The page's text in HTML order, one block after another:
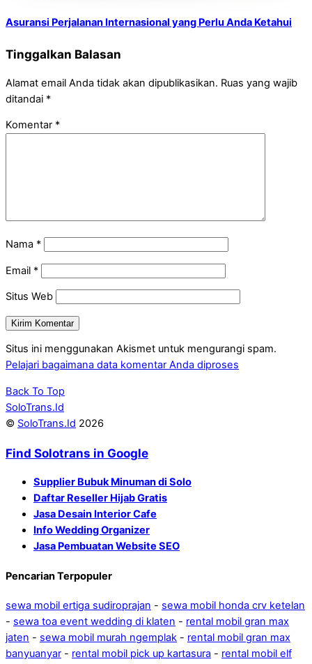
Asuransi Perjalanan Internasional yang Perlu Anda Ketahui
Tinggalkan Balasan
Alamat email Anda tidak akan dipublikasikan. Ruas yang wajib
ditandai *
Komentar *
Nama *
Email *
Situs Web
Situs ini menggunakan Akismet untuk mengurangi spam.
Pelajari bagaimana data komentar Anda diproses
Back To Top
SoloTrans.Id
© SoloTrans.Id 2026
Find Solotrans in Google
Supplier Bubuk Minuman di Solo
Daftar Reseller Hijab Gratis
Jasa Desain Interior Cafe
Info Wedding Organizer
Jasa Pembuatan Website SEO
Pencarian Terpopuler
sewa mobil ertiga sudiroprajan - sewa mobil honda crv ketelan
- sewa toa event wedding di klaten - rental mobil gran max
jaten - sewa mobil murah ngemplak - rental mobil gran max
banyuanyar - rental mobil pick up kartasura - rental mobil elf